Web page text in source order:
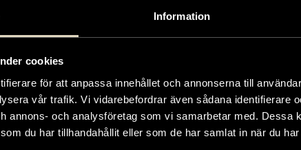
Information
cookies
för att anpassa innehållet och annonserna till
vår trafik. Vi vidarebefordrar även sådana identifierare
annons- och analysföretag som vi samarbetar med. Dessa
du har tillhandahållit eller som de har samlat in när du